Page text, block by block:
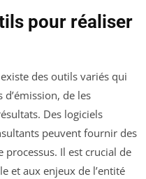
pour réaliser
des outils variés qui
d’émission, de les
Des logiciels
peuvent fournir des
processus. Il est crucial de
et aux enjeux de l’entité